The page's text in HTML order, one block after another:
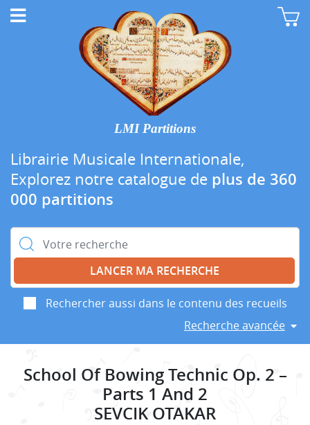
LMI Partitions
Librairie Musicale Internationale,
Explorez notre catalogue de plus de 360
000 partitions
Rechercher :
Rechercher aussi dans le contenu des recueils
Recherche avancée
School Of Bowing Technic Op. 2 –
Parts 1 And 2
SEVCIK OTAKAR